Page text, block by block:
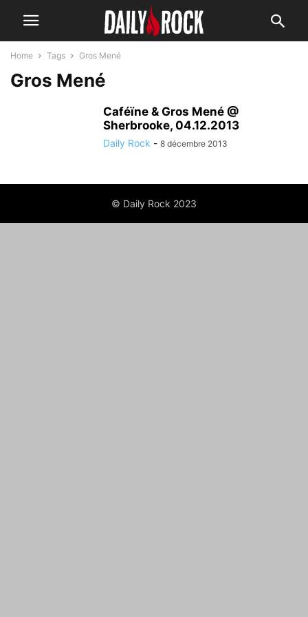
Home Tags Gros Mené
Gros Mené
Caféïne & Gros Mené @
Sherbrooke, 04.12.2013
Daily Rock - 8 décembre 2013
© Daily Rock 2023